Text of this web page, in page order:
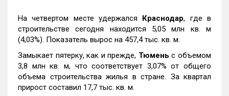
На четвертом месте удержался Краснодар, где в
строительстве сегодня находится 5,05 млн кв. м
(4,03%). Показатель вырос на 457,4 тыс. кв. м.
Замыкает пятерку, как и прежде, Тюмень с объемом
3,8 млн кв. м, что соответствует 3,07% от общего
объема строительства жилья в стране. За квартал
прирост составил 17,7 тыс. кв. м.